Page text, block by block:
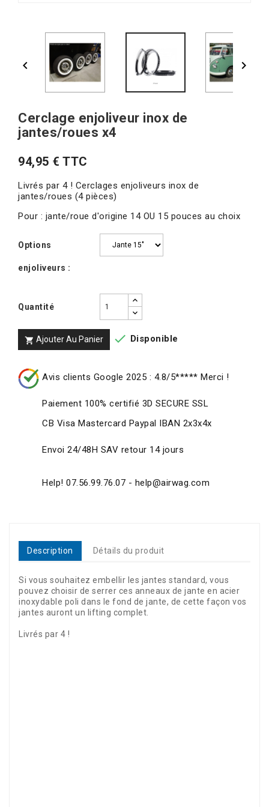
 
Cerclage enjoliveur inox de
jantes/roues x4
94,95 € TTC
Livrés par 4 ! Cerclages enjoliveurs inox de
jantes/roues (4 pièces)
Pour : jante/roue d'origine 14 OU 15 pouces au choix
Options
enjoliveurs :
Quantité
 Ajouter Au Panier  Disponible
Avis clients Google 2025 : 4.8/5***** Merci !
Paiement 100% certifié 3D SECURE SSL
CB Visa Mastercard Paypal IBAN 2x3x4x
Envoi 24/48H SAV retour 14 jours
Help! 07.56.99.76.07 - help@airwag.com
Description Détails du produit
Si vous souhaitez embellir les jantes standard, vous
pouvez choisir de serrer ces anneaux de jante en acier
inoxydable poli dans le fond de jante, de cette façon vos
jantes auront un lifting complet.
Livrés par 4 !